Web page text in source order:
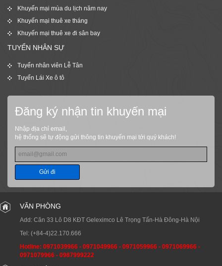
Khuyến mại mùa du lịch năm nay
Khuyến mại thuê xe tháng
Khuyến mại thuê xe đi sân bay
TUYỂN NHÂN SỰ
Tuyển nhân viên Lễ Tân
Tuyển Lái Xe ô tô
Đăng ký nhận tin khuyến mại
Nhập địa chỉ email,
hệ thống sẽ tự động gửi thông tin khuyến mại tới quý khách!
Gửi đi
VĂN PHÒNG
Add: Căn 33 Lô D8 KĐT Geleximco Lê Trọng Tấn-Hà Đông-Hà Nội
Tel: (+84-4)22.170.666
Hotline: 0971039966 - 0971049966 - 0971059966 - 0971069966 -
0971079966 - 0987999222